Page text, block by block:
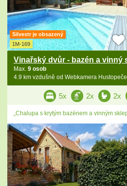
Silvestr je obsazený
1M-169
Vinařský dvůr - bazén a vinný
Max. 9 osob
4.9 km vzdušně od Webkamera Hustopeče
5x 2x 2x
„Chalupa s krytým bazénem a vinným